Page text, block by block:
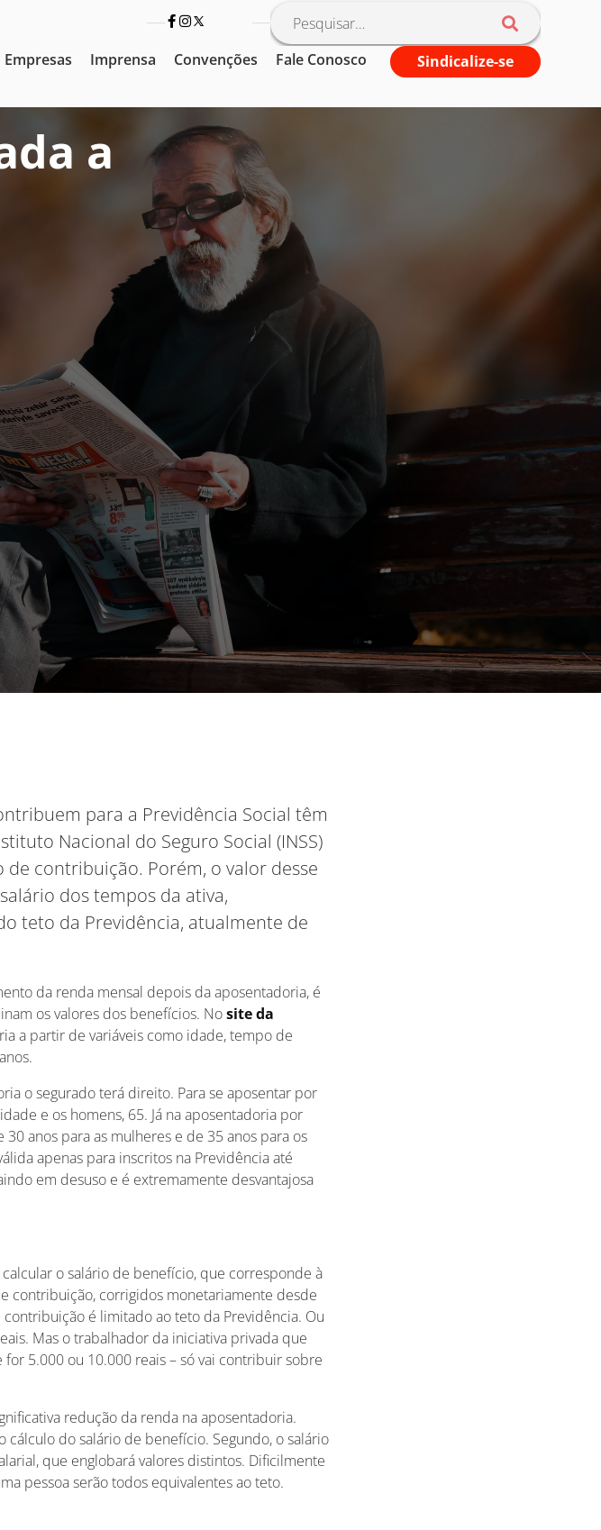
Empresas Imprensa Convenções Fale Conosco Sindicalize-se
a
para a Previdência Social têm
Nacional do Seguro Social (INSS)
contribuição. Porém, o valor desse
dos tempos da ativa,
teto da Previdência, atualmente de
da renda mensal depois da aposentadoria, é
os valores dos benefícios. Nosite da
a partir de variáveis como idade, tempo de
o segurado terá direito. Para se aposentar por
e os homens, 65. Já na aposentadoria por
anos para as mulheres e de 35 anos para os
apenas para inscritos na Previdência até
em desuso e é extremamente desvantajosa
o salário de benefício, que corresponde à
contribuição, corrigidos monetariamente desde
é limitado ao teto da Previdência. Ou
Mas o trabalhador da iniciativa privada que
5.000 ou 10.000 reais – só vai contribuir sobre
redução da renda na aposentadoria.
do salário de benefício. Segundo, o salário
que englobará valores distintos. Dificilmente
pessoa serão todos equivalentes ao teto.